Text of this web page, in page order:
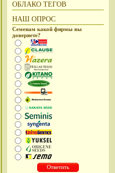
ОБЛАКО ТЕГОВ
НАШ ОПРОС
Семенам какой фирмы вы
доверяете?